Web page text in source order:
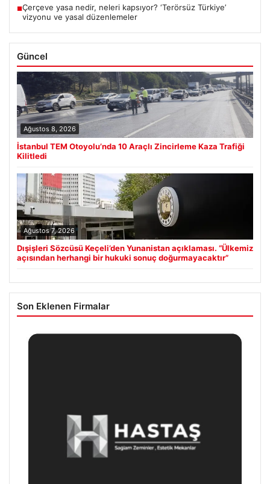
■Çerçeve yasa nedir, neleri kapsıyor? ‘Terörsüz Türkiye’
vizyonu ve yasal düzenlemeler
Güncel
Ağustos 8, 2026
İstanbul TEM Otoyolu’nda 10 Araçlı Zincirleme Kaza Trafiği
Kilitledi
Ağustos 7, 2026
Dışişleri Sözcüsü Keçeli’den Yunanistan açıklaması. “Ülkemiz
açısından herhangi bir hukuki sonuç doğurmayacaktır”
Son Eklenen Firmalar